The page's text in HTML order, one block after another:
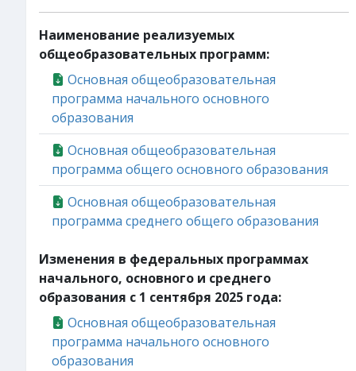
Наименование реализуемых
общеобразовательных программ:
Основная общеобразовательная
программа начального основного
образования
Основная общеобразовательная
программа общего основного образования
Основная общеобразовательная
программа среднего общего образования
Изменения в федеральных программах
начального, основного и среднего
образования с 1 сентября 2025 года:
Основная общеобразовательная
программа начального основного
образования